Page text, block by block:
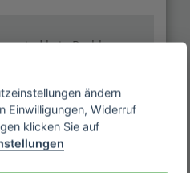
sind kein Problem.
auch für die Heu-
geeignet.
ändern
Einwilligungen, Widerruf
klicken Sie auf